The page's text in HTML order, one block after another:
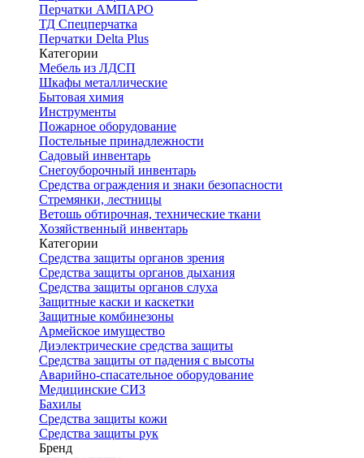
Перчатки АМПАРО
ТД Спецперчатка
Перчатки Delta Plus
Категории
Мебель из ЛДСП
Шкафы металлические
Бытовая химия
Инструменты
Пожарное оборудование
Постельные принадлежности
Садовый инвентарь
Снегоуборочный инвентарь
Средства ограждения и знаки безопасности
Стремянки, лестницы
Ветошь обтирочная, технические ткани
Хозяйственный инвентарь
Категории
Средства защиты органов зрения
Средства защиты органов дыхания
Средства защиты органов слуха
Защитные каски и каскетки
Защитные комбинезоны
Армейское имущество
Диэлектрические средства защиты
Средства защиты от падения с высоты
Аварийно-спасательное оборудование
Медицинские СИЗ
Бахилы
Средства защиты кожи
Средства защиты рук
Бренд